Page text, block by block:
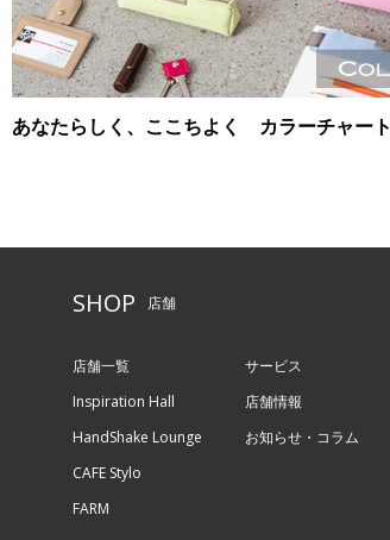
あなたらしく、ここちよく カラーチャート
SHOP 店舗
店舗一覧
Inspiration Hall
HandShake Lounge
CAFE Stylo
FARM
サービス
店舗情報
お知らせ・コラム